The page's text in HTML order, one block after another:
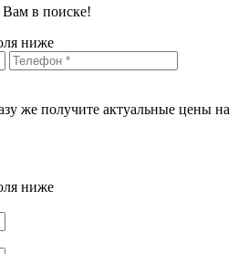
Вам в поиске!
ниже
же получите актуальные цены на
ниже